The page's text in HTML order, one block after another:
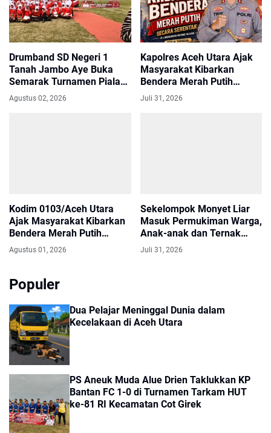
Drumband SD Negeri 1
Tanah Jambo Aye Buka
Semarak Turnamen Piala
Bupati dan Wakil Bupati
Aceh Utara
Agustus 02, 2026
Kapolres Aceh Utara Ajak
Masyarakat Kibarkan
Bendera Merah Putih
Selama Bulan Agustus
Juli 31, 2026
Kodim 0103/Aceh Utara
Ajak Masyarakat Kibarkan
Bendera Merah Putih
Selama Agustus
Agustus 01, 2026
Sekelompok Monyet Liar
Masuk Permukiman Warga,
Anak-anak dan Ternak
Dikhawatirkan Terancam
Juli 31, 2026
Populer
Dua Pelajar Meninggal Dunia dalam
Kecelakaan di Aceh Utara
PS Aneuk Muda Alue Drien Taklukkan KP
Bantan FC 1-0 di Turnamen Tarkam HUT
ke-81 RI Kecamatan Cot Girek